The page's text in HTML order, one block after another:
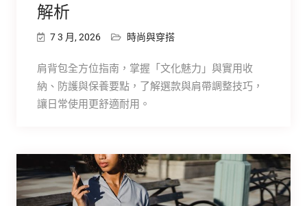
解析
7 3 月, 2026 時尚與穿搭
肩背包全方位指南，掌握「文化魅力」與實用收
納、防護與保養要點，了解選款與肩帶調整技巧，
讓日常使用更舒適耐用。